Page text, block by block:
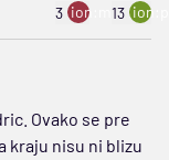
3 ion:minus
13
Ovako se pre
kraju nisu ni blizu